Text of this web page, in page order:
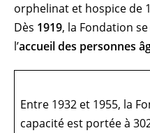
orphelinat et hospice de
Dès 1919, la Fondation
l’accueil des personnes
Entre 1932 et 1955, la
capacité est portée à